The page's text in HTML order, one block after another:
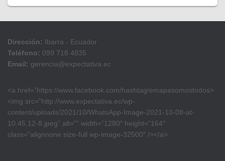
Dirección: Ibarra - Ecuador
Teléfono: 099 718 4835
Email: gerencia@expectativa.ec
<a href=”https://www.facebook.com/hashtag/emapasomostodos>
<img src=”http://www.expectativa.ec/wp-
content/uploads/2021/10/WhatsApp-Image-2021-10-08-at-
10.45.12-8.jpeg” alt=”” width=”1280″ height=”164″
class=”alignnone size-full wp-image-32500″ /></a>